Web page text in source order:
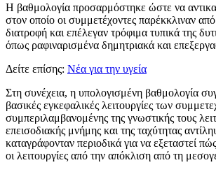
Η βαθμολογία προσαρμόστηκε ώστε να
στον οποίο οι συμμετέχοντες παρέκκλιναν
διατροφή και επέλεγαν τρόφιμα τυπικά της
όπως ραφιναρισμένα δημητριακά και
Δείτε επίσης: Νέα για την υγεία
Στη συνέχεια, η υπολογισμένη βαθμολογία
βασικές εγκεφαλικές λειτουργίες των
συμπεριλαμβανομένης της γνωστικής τους
επεισοδιακής μνήμης και της ταχύτητας
καταγράφονταν περιοδικά για να εξεταστεί
οι λειτουργίες από την απόκλιση από τη